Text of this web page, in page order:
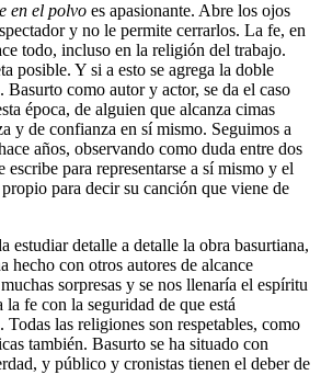
en el polvo es apasionante. Abre los ojos
y no le permite cerrarlos. La fe, en
todo, incluso en la religión del trabajo.
posible. Y si a esto se agrega la doble
como autor y actor, se da el caso
época, de alguien que alcanza cimas
y de confianza en sí mismo. Seguimos a
años, observando como duda entre dos
escribe para representarse a sí mismo y el
para decir su canción que viene de
estudiar detalle a detalle la obra basurtiana,
hecho con otros autores de alcance
sorpresas y se nos llenaría el espíritu
fe con la seguridad de que está
las religiones son respetables, como
también. Basurto se ha situado con
y público y cronistas tienen el deber de